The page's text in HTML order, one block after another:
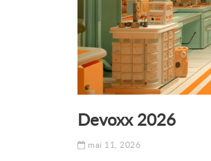
Devoxx 2026
mai 11, 2026